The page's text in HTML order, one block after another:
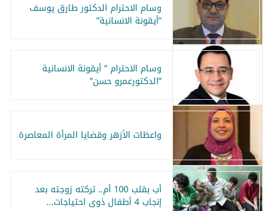
وسام الاحترام الدكتور طارق يوسف
”أيقونة الانسانية”
وسام الاحترام ” أيقونة الانسانية
”الدكتورعمرو حسن”
واعظات الأزهر وقضايا المرأة المعاصرة
أب بقلب 100 أم.. تركته زوجته بعد
إنجاب 4 أطفال ذوى احتياجات...